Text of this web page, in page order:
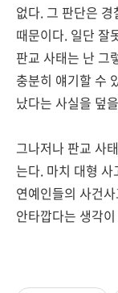
없다. 그 판단은
때문이다. 일단 잘
판교 사태는 난 그
충분히 얘기할 수
났다는 사실을 덮
그나저나 판교 사
는다. 마치 대형
연예인들의 사건
안타깝다는 생각